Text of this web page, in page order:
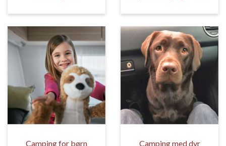
Camping for børn Camping med dyr